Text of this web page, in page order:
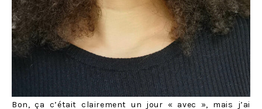
Bon, ça c’était clairement un jour « avec », mais j’ai